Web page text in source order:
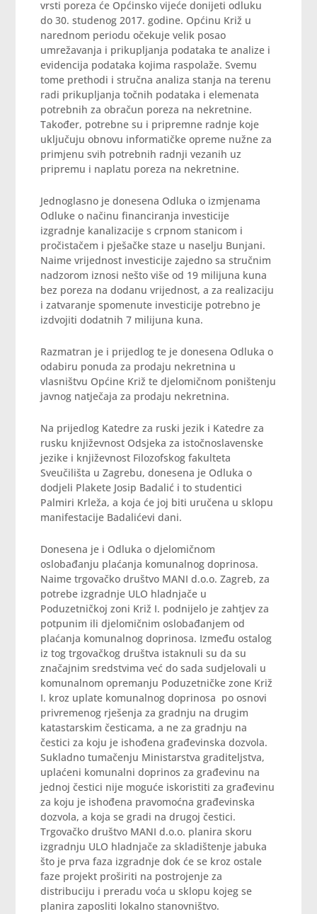
vrsti poreza će Općinsko vijeće donijeti odluku
do 30. studenog 2017. godine. Općinu Križ u
narednom periodu očekuje velik posao
umrežavanja i prikupljanja podataka te analize i
evidencija podataka kojima raspolaže. Svemu
tome prethodi i stručna analiza stanja na terenu
radi prikupljanja točnih podataka i elemenata
potrebnih za obračun poreza na nekretnine.
Također, potrebne su i pripremne radnje koje
uključuju obnovu informatičke opreme nužne za
primjenu svih potrebnih radnji vezanih uz
pripremu i naplatu poreza na nekretnine.
Jednoglasno je donesena Odluka o izmjenama
Odluke o načinu financiranja investicije
izgradnje kanalizacije s crpnom stanicom i
pročistačem i pješačke staze u naselju Bunjani.
Naime vrijednost investicije zajedno sa stručnim
nadzorom iznosi nešto više od 19 milijuna kuna
bez poreza na dodanu vrijednost, a za realizaciju
i zatvaranje spomenute investicije potrebno je
izdvojiti dodatnih 7 milijuna kuna.
Razmatran je i prijedlog te je donesena Odluka o
odabiru ponuda za prodaju nekretnina u
vlasništvu Općine Križ te djelomičnom poništenju
javnog natječaja za prodaju nekretnina.
Na prijedlog Katedre za ruski jezik i Katedre za
rusku književnost Odsjeka za istočnoslavenske
jezike i književnost Filozofskog fakulteta
Sveučilišta u Zagrebu, donesena je Odluka o
dodjeli Plakete Josip Badalić i to studentici
Palmiri Krleža, a koja će joj biti uručena u sklopu
manifestacije Badalićevi dani.
Donesena je i Odluka o djelomičnom
oslobađanju plaćanja komunalnog doprinosa.
Naime trgovačko društvo MANI d.o.o. Zagreb, za
potrebe izgradnje ULO hladnjače u
Poduzetničkoj zoni Križ I. podnijelo je zahtjev za
potpunim ili djelomičnim oslobađanjem od
plaćanja komunalnog doprinosa. Između ostalog
iz tog trgovačkog društva istaknuli su da su
značajnim sredstvima već do sada sudjelovali u
komunalnom opremanju Poduzetničke zone Križ
I. kroz uplate komunalnog doprinosa po osnovi
privremenog rješenja za gradnju na drugim
katastarskim česticama, a ne za gradnju na
čestici za koju je ishođena građevinska dozvola.
Sukladno tumačenju Ministarstva graditeljstva,
uplaćeni komunalni doprinos za građevinu na
jednoj čestici nije moguće iskoristiti za građevinu
za koju je ishođena pravomoćna građevinska
dozvola, a koja se gradi na drugoj čestici.
Trgovačko društvo MANI d.o.o. planira skoru
izgradnju ULO hladnjače za skladištenje jabuka
što je prva faza izgradnje dok će se kroz ostale
faze projekt proširiti na postrojenje za
distribuciju i preradu voća u sklopu kojeg se
planira zaposliti lokalno stanovništvo.